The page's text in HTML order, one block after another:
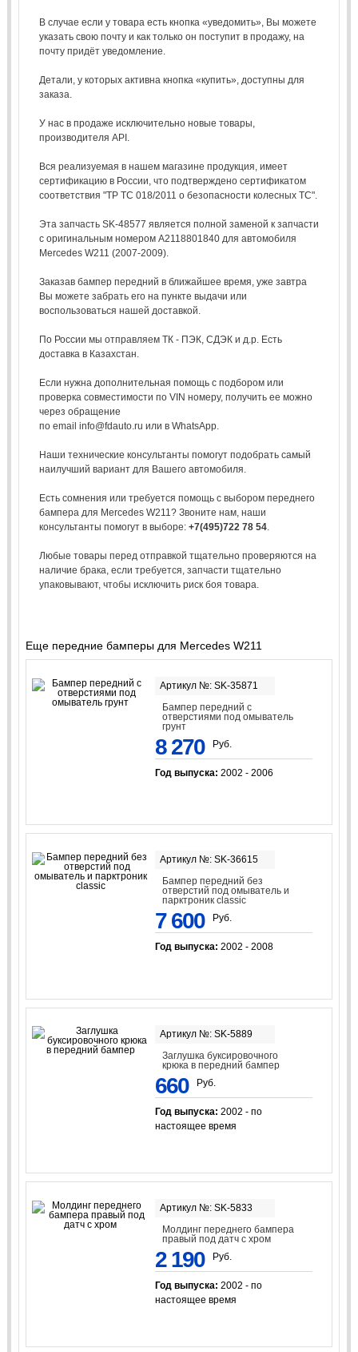
В случае если у товара есть кнопка «уведомить», Вы можете
указать свою почту и как только он поступит в продажу, на
почту придёт уведомление.
Детали, у которых активна кнопка «купить», доступны для
заказа.
У нас в продаже исключительно новые товары,
производителя API.
Вся реализуемая в нашем магазине продукция, имеет
сертификацию в России, что подтверждено сертификатом
соответствия "ТР ТС 018/2011 о безопасности колесных ТС".
Эта запчасть SK-48577 является полной заменой к запчасти
с оригинальным номером A2118801840 для автомобиля
Mercedes W211 (2007-2009).
Заказав бампер передний в ближайшее время, уже завтра
Вы можете забрать его на пункте выдачи или
воспользоваться нашей доставкой.
По России мы отправляем ТК - ПЭК, СДЭК и д.р. Есть
доставка в Казахстан.
Если нужна дополнительная помощь с подбором или
проверка совместимости по VIN номеру, получить ее можно
через обращение
по email info@fdauto.ru или в WhatsApp.
Наши технические консультанты помогут подобрать самый
наилучший вариант для Вашего автомобиля.
Есть сомнения или требуется помощь с выбором переднего
бампера для Mercedes W211? Звоните нам, наши
консультанты помогут в выборе: +7(495)722 78 54.
Любые товары перед отправкой тщательно проверяются на
наличие брака, если требуется, запчасти тщательно
упаковывают, чтобы исключить риск боя товара.
Еще передние бамперы для Mercedes W211
Артикул №: SK-35871
Бампер передний с
отверстиями под омыватель
грунт
8 270 Руб.
Год выпуска: 2002 - 2006
Артикул №: SK-36615
Бампер передний без
отверстий под омыватель и
парктроник classic
7 600 Руб.
Год выпуска: 2002 - 2008
Артикул №: SK-5889
Заглушка буксировочного
крюка в передний бампер
660 Руб.
Год выпуска: 2002 - по
настоящее время
Артикул №: SK-5833
Молдинг переднего бампера
правый под датч с хром
2 190 Руб.
Год выпуска: 2002 - по
настоящее время